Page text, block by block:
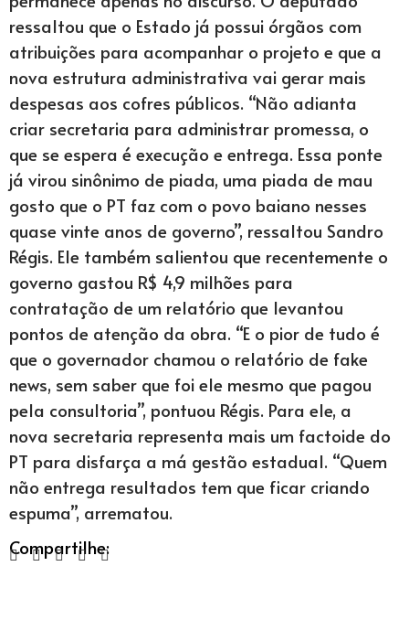
ressaltou que o Estado já possui órgãos com
atribuições para acompanhar o projeto e que a
nova estrutura administrativa vai gerar mais
despesas aos cofres públicos. “Não adianta
criar secretaria para administrar promessa, o
que se espera é execução e entrega. Essa ponte
já virou sinônimo de piada, uma piada de mau
gosto que o PT faz com o povo baiano nesses
quase vinte anos de governo”, ressaltou Sandro
Régis. Ele também salientou que recentemente o
governo gastou R$ 4,9 milhões para
contratação de um relatório que levantou
pontos de atenção da obra. “E o pior de tudo é
que o governador chamou o relatório de fake
news, sem saber que foi ele mesmo que pagou
pela consultoria”, pontuou Régis. Para ele, a
nova secretaria representa mais um factoide do
PT para disfarça a má gestão estadual. “Quem
não entrega resultados tem que ficar criando
espuma”, arrematou.
Compartilhe: